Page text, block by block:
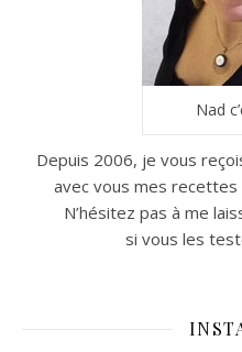
Nad
Depuis 2006, je vous
avec vous mes
N’hésitez pas à me
si vous les